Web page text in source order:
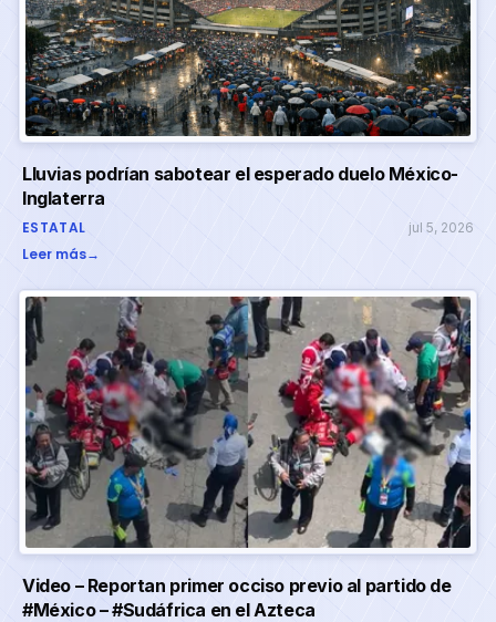
Lluvias podrían sabotear el esperado duelo México-
Inglaterra
ESTATAL jul 5, 2026
Leer más→
Video – Reportan primer occiso previo al partido de
#México – #Sudáfrica en el Azteca